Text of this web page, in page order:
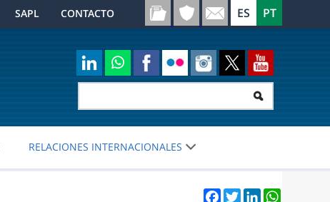
SAPL CONTACTO
RELACIONES INTERNACIONALES
Facebook
TwitterLinkedInWhatsApp